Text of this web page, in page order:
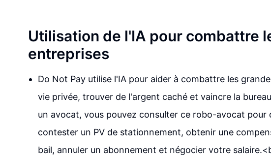
Utilisation de l'IA pour combattre
entreprises
Do Not Pay utilise l'IA pour aider à combattre les
vie privée, trouver de l'argent caché et vaincre la
un avocat, vous pouvez consulter ce robo-avocat pour
contester un PV de stationnement, obtenir une
bail, annuler un abonnement et négocier votre